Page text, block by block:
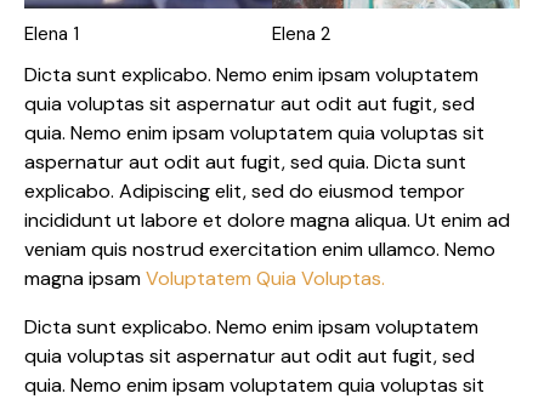
Elena 1 Elena 2
Dicta sunt explicabo. Nemo enim ipsam voluptatem
quia voluptas sit aspernatur aut odit aut fugit, sed
quia. Nemo enim ipsam voluptatem quia voluptas sit
aspernatur aut odit aut fugit, sed quia. Dicta sunt
explicabo. Adipiscing elit, sed do eiusmod tempor
incididunt ut labore et dolore magna aliqua. Ut enim ad
veniam quis nostrud exercitation enim ullamco. Nemo
magna ipsamVoluptatem Quia Voluptas.
Dicta sunt explicabo. Nemo enim ipsam voluptatem
quia voluptas sit aspernatur aut odit aut fugit, sed
quia. Nemo enim ipsam voluptatem quia voluptas sit